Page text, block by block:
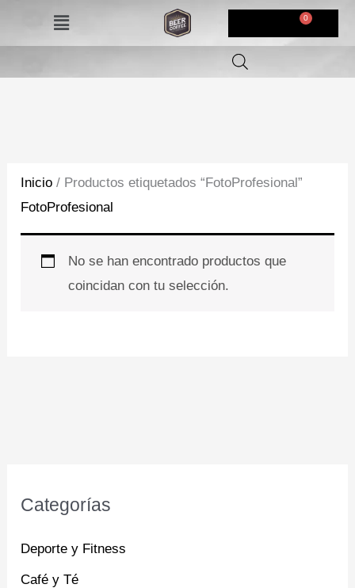
Menú
Categorías
Deporte y Fitness
Café y Té
Inicio / Productos etiquetados “FotoProfesional”
FotoProfesional
No se han encontrado productos que
coincidan con tu selección.